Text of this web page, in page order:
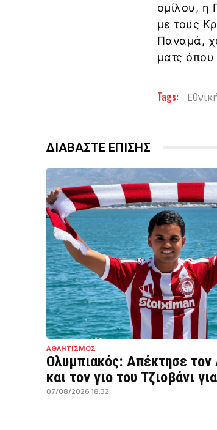
ομίλου, η
με τους
Παναμά,
ματς
Tags:
ΔΙΑΒΑΣΤΕ ΕΠΙΣΗΣ
ΑΘΛΗΤΙΣΜΟΣ
Ολυμπιακός: Απέκτησε
και τον γιο του Τζιοβάνι
07/08/2026 18:32